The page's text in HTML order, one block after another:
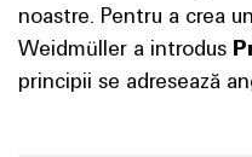
noastre. Pentru a crea
Weidmüller a introdus
principii se adresează